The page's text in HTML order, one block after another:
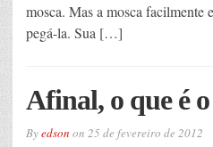
mosca. Mas a mosca facilmente
pegá-la. Sua […]
Afinal, o que é
Byedson on 25 de fevereiro de 2012